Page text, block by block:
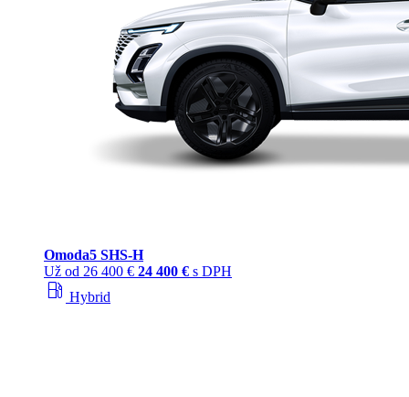
Omoda5 SHS‑H
Už od 26 400 € 24 400 € s DPH
local_gas_station Hybrid